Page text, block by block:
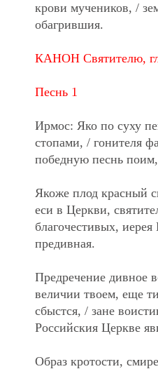
крови мучеников, /
обагрившия.
КАНОН Святителю,
Песнь 1
Ирмос: Яко по суху
стопами, / гонителя
победную песнь
Якоже плод красный
еси в Церкви,
благочестивых,
предивная.
Предречение дивное
величии твоем, еще
сбыстся, / зане
Российския Церкве
Образ кротости,